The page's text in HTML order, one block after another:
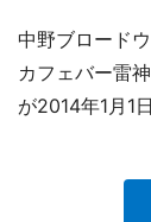
中野ブロード
カフェバー雷
が2014年1月1